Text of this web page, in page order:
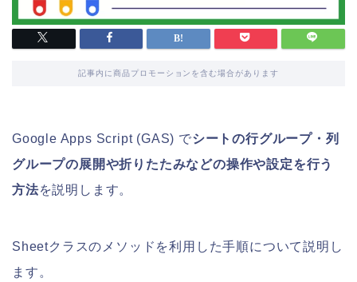
記事内に商品プロモーションを含む場合があります
Google Apps Script (GAS) でシートの行グループ・列
グループの展開や折りたたみなどの操作や設定を行う
方法を説明します。
Sheetクラスのメソッドを利用した手順について説明し
ます。